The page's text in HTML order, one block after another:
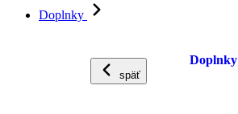
Doplnky
späť
Doplnky